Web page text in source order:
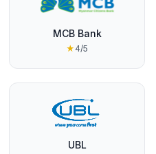
MCB Bank
★ 4/5
UBL